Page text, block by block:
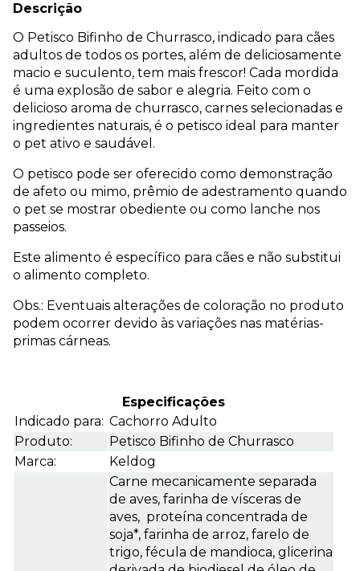
Descrição
O Petisco Bifinho de Churrasco, indicado para cães
adultos de todos os portes, além de deliciosamente
macio e suculento, tem mais frescor! Cada mordida
é uma explosão de sabor e alegria. Feito com o
delicioso aroma de churrasco, carnes selecionadas e
ingredientes naturais, é o petisco ideal para manter
o pet ativo e saudável.
O petisco pode ser oferecido como demonstração
de afeto ou mimo, prêmio de adestramento quando
o pet se mostrar obediente ou como lanche nos
passeios.
Este alimento é específico para cães e não substitui
o alimento completo.
Obs.: Eventuais alterações de coloração no produto
podem ocorrer devido às variações nas matérias-
primas cárneas.
Especificações
Indicado para: Cachorro Adulto
Produto:
Petisco Bifinho de Churrasco
Marca:
Keldog
Carne mecanicamente separada
de aves, farinha de vísceras de
aves, proteína concentrada de
soja*, farinha de arroz, farelo de
trigo, fécula de mandioca, glicerina